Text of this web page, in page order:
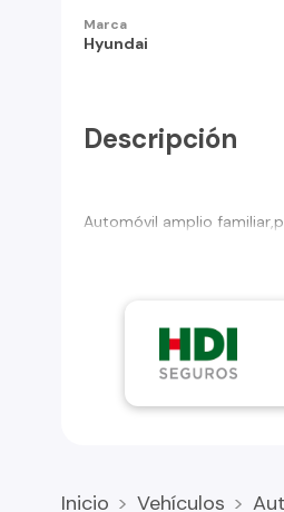
Marca
Hyundai
Descripción
Automóvil amplio
Inicio Vehículos